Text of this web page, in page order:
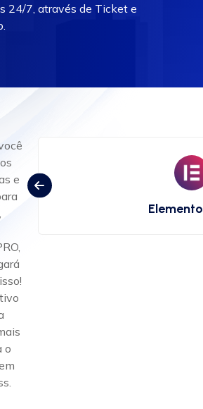
24/7, através de Ticket e
e
o